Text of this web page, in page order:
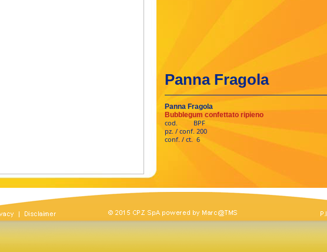
Panna Fragola
Panna Fragola
Bubblegum confettato ripieno
cod. BPF
pz. / conf. 200
conf. / ct. 6